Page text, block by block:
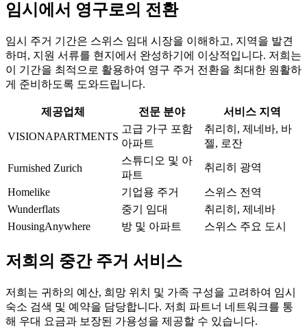
임시에서 영구로의 전환
임시 주거 기간은 스위스 임대 시장을 이해하고, 지역을 발견
하며, 지원 서류를 현지에서 완성하기에 이상적입니다. 저희는
이 기간을 최적으로 활용하여 영구 주거 전환을 최대한 원활하
게 준비하도록 도와드립니다.
제공업체 전문 분야 서비스 지역
VISIONAPARTMENTS
고급 가구 포함
아파트
취리히, 제네바, 바
젤, 로잔
Furnished Zurich
스튜디오 및 아
파트
취리히 광역
Homelike 기업용 주거
스위스 전역
Wunderflats
중기 임대
취리히, 제네바
HousingAnywhere
방 및 아파트 스위스 주요 도시
저희의 중간 주거 서비스
저희는 귀하의 예산, 희망 위치 및 가족 구성을 고려하여 임시
숙소 검색 및 예약을 담당합니다. 저희 파트너 네트워크를 통
해 우대 요금과 보장된 가용성을 제공할 수 있습니다.